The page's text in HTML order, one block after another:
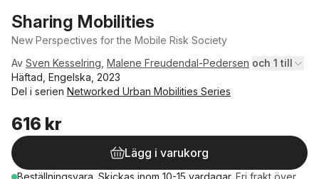
Sharing Mobilities
New Perspectives for the Mobile Risk Society
Av Sven Kesselring Malene Freudendal-Pedersen och 1 till
Häftad, Engelska, 2023
Del i serien Networked Urban Mobilities Series
616 kr
Lägg i varukorg
Beställningsvara. Skickas inom 10-15 vardagar. Fri frakt över